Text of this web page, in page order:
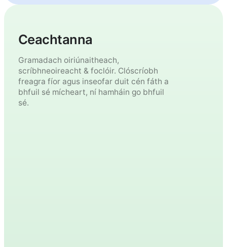
Ceachtanna
Gramadach oiriúnaitheach,
scríbhneoireacht & foclóir. Clóscríobh
freagra fíor agus inseofar duit cén fáth a
bhfuil sé mícheart, ní hamháin go bhfuil
sé.